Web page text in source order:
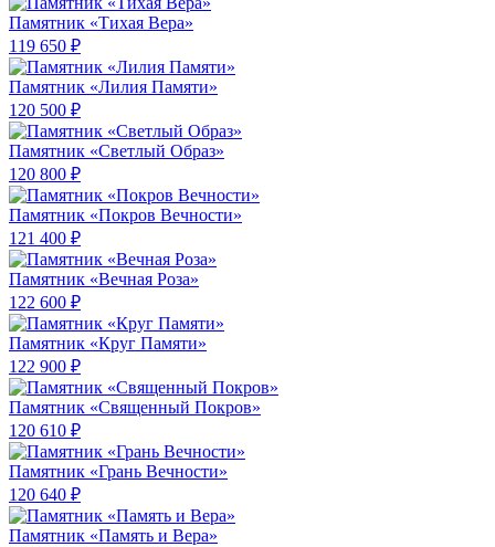
Памятник «Тихая Вера»
119 650 ₽
Памятник «Лилия Памяти»
120 500 ₽
Памятник «Светлый Образ»
120 800 ₽
Памятник «Покров Вечности»
121 400 ₽
Памятник «Вечная Роза»
122 600 ₽
Памятник «Круг Памяти»
122 900 ₽
Памятник «Священный Покров»
120 610 ₽
Памятник «Грань Вечности»
120 640 ₽
Памятник «Память и Вера»